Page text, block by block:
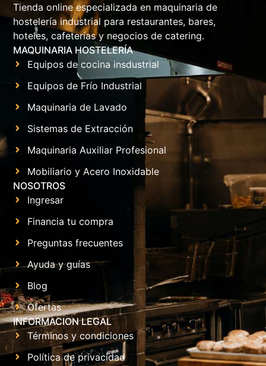
Tienda online especializada en maquinaria de
hostelería industrial para restaurantes, bares,
hoteles, cafeterías y negocios de catering.
MAQUINARIA HOSTELERÍA
Equipos de cocina insdustrial
Equipos de Frío Industrial
Maquinaria de Lavado
Sistemas de Extracción
Maquinaria Auxiliar Profesional
Mobiliario y Acero Inoxidable
NOSOTROS
Ingresar
Financia tu compra
Preguntas frecuentes
Ayuda y guías
Blog
Ofertas
INFORMACION LEGAL
Términos y condiciones
Política de privacidad